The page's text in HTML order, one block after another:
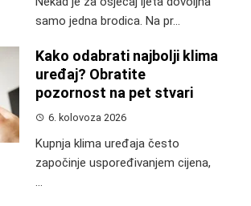
samo jedna brodica. Na pr...
Kako odabrati najbolji klima
uređaj? Obratite
pozornost na pet stvari
6. kolovoza 2026
Kupnja klima uređaja često
započinje uspoređivanjem cijena,